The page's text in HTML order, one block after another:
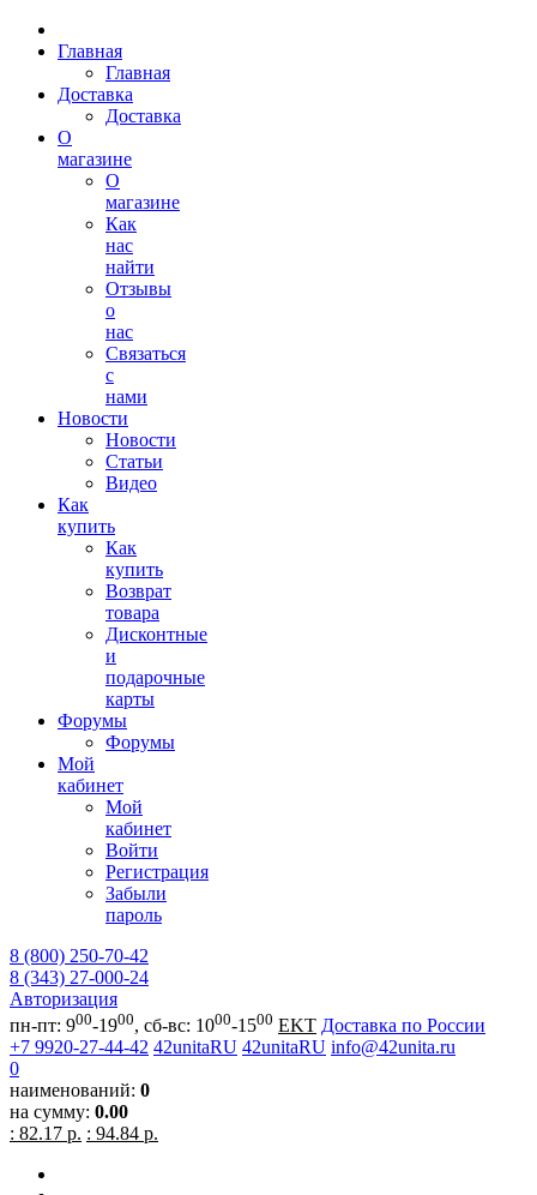
Главная
Главная
Доставка
Доставка
О
магазине
О
магазине
Как
нас
найти
Отзывы
о
нас
Связаться
с
нами
Новости
Новости
Статьи
Видео
Как
купить
Как
купить
Возврат
товара
Дисконтные
и
подарочные
карты
Форумы
Форумы
Мой
кабинет
Мой
кабинет
Войти
Регистрация
Забыли
пароль
8 (800) 250-70-42
8 (343) 27-000-24
Авторизация
пн-пт: 900-1900, сб-вс: 1000-1500 EKT Доставка по России
+7 9920-27-44-42 42unitaRU 42unitaRU info@42unita.ru
0
наименований: 0
на сумму: 0.00
: 82.17 р. : 94.84 р.